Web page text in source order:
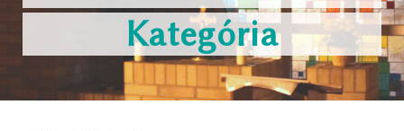
Kategória